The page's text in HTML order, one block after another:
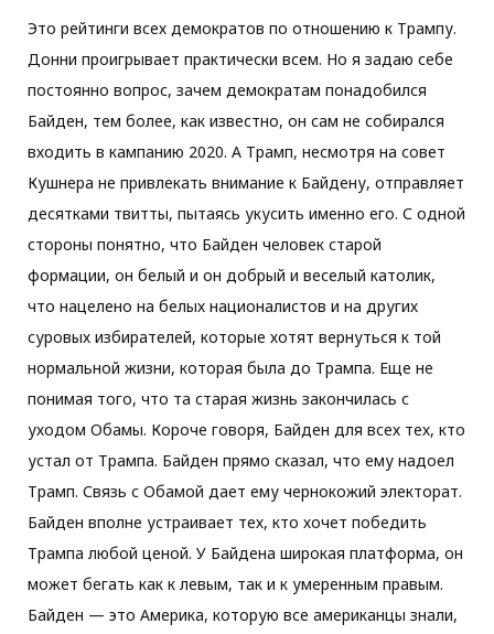
Это рейтинги всех демократов по отношению к Трампу.
Донни проигрывает практически всем. Но я задаю себе
постоянно вопрос, зачем демократам понадобился
Байден, тем более, как известно, он сам не собирался
входить в кампанию 2020. А Трамп, несмотря на совет
Кушнера не привлекать внимание к Байдену, отправляет
десятками твитты, пытаясь укусить именно его. С одной
стороны понятно, что Байден человек старой
формации, он белый и он добрый и веселый католик,
что нацелено на белых националистов и на других
суровых избирателей, которые хотят вернуться к той
нормальной жизни, которая была до Трампа. Еще не
понимая того, что та старая жизнь закончилась с
уходом Обамы. Короче говоря, Байден для всех тех, кто
устал от Трампа. Байден прямо сказал, что ему надоел
Трамп. Связь с Обамой дает ему чернокожий электорат.
Байден вполне устраивает тех, кто хочет победить
Трампа любой ценой. У Байдена широкая платформа, он
может бегать как к левым, так и к умеренным правым.
Байден — это Америка, которую все американцы знали,